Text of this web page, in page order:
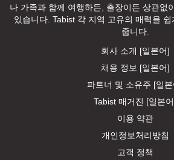
나 가족과 함께 여행하든, 출장이든 상관없
있습니다. Tabist 각 지역 고유의 매력을
줍니다.
회사 소개 [일본어]
채용 정보 [일본어]
파트너 및 소유주 [일본
Tabist 매거진 [일본
이용 약관
개인정보처리방침
고객 정책